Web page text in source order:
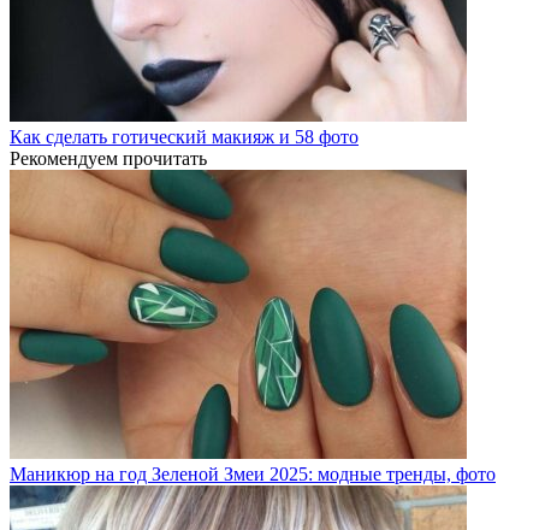
Как сделать готический макияж и 58 фото
Рекомендуем прочитать
Маникюр на год Зеленой Змеи 2025: модные тренды, фото